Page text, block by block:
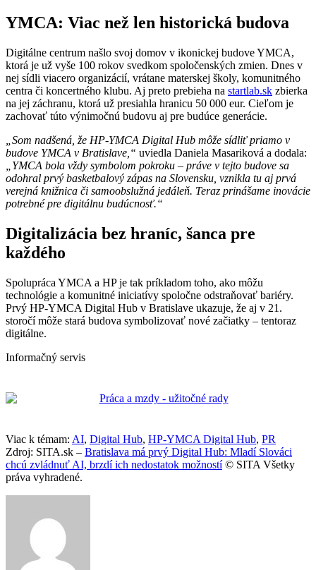
YMCA: Viac než len historická budova
Digitálne centrum našlo svoj domov v ikonickej budove YMCA,
ktorá je už vyše 100 rokov svedkom spoločenských zmien. Dnes v
nej sídli viacero organizácií, vrátane materskej školy, komunitného
centra či koncertného klubu. Aj preto prebieha na startlab.sk zbierka
na jej záchranu, ktorá už presiahla hranicu 50 000 eur. Cieľom je
zachovať túto výnimočnú budovu aj pre budúce generácie.
„Som nadšená, že HP-YMCA Digital Hub môže sídliť priamo v
budove YMCA v Bratislave,“ uviedla Daniela Masariková a dodala:
„YMCA bola vždy symbolom pokroku – práve v tejto budove sa
odohral prvý basketbalový zápas na Slovensku, vznikla tu aj prvá
verejná knižnica či samoobslužná jedáleň. Teraz prinášame inovácie
potrebné pre digitálnu budúcnosť.“
Digitalizácia bez hraníc, šanca pre
každého
Spolupráca YMCA a HP je tak príkladom toho, ako môžu
technológie a komunitné iniciatívy spoločne odstraňovať bariéry.
Prvý HP-YMCA Digital Hub v Bratislave ukazuje, že aj v 21.
storočí môže stará budova symbolizovať nové začiatky – tentoraz
digitálne.
Informačný servis
Viac k témam: AI, Digital Hub, HP-YMCA Digital Hub, PR
Zdroj: SITA.sk – Bratislava má prvý Digital Hub: Mladí Slováci
chcú zvládnuť AI, brzdí ich nedostatok možností© SITA Všetky
práva vyhradené.